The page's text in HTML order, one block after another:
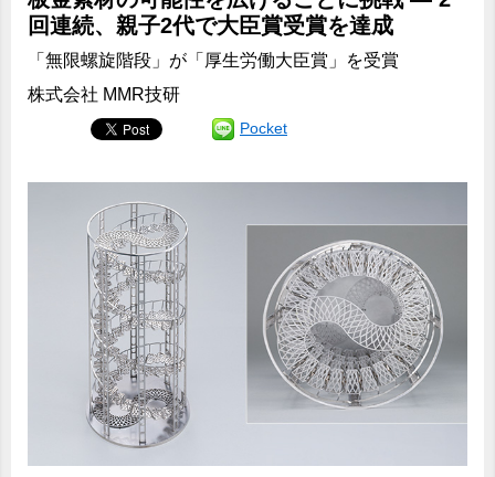
回連続、親子2代で大臣賞受賞を達成
「無限螺旋階段」が「厚生労働大臣賞」を受賞
株式会社 MMR技研
Pocket